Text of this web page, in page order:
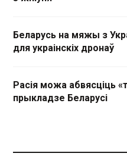
Беларусь на мяжы з
для украінскіх дронаў
Расія можа абвясціць
прыкладзе Беларусі